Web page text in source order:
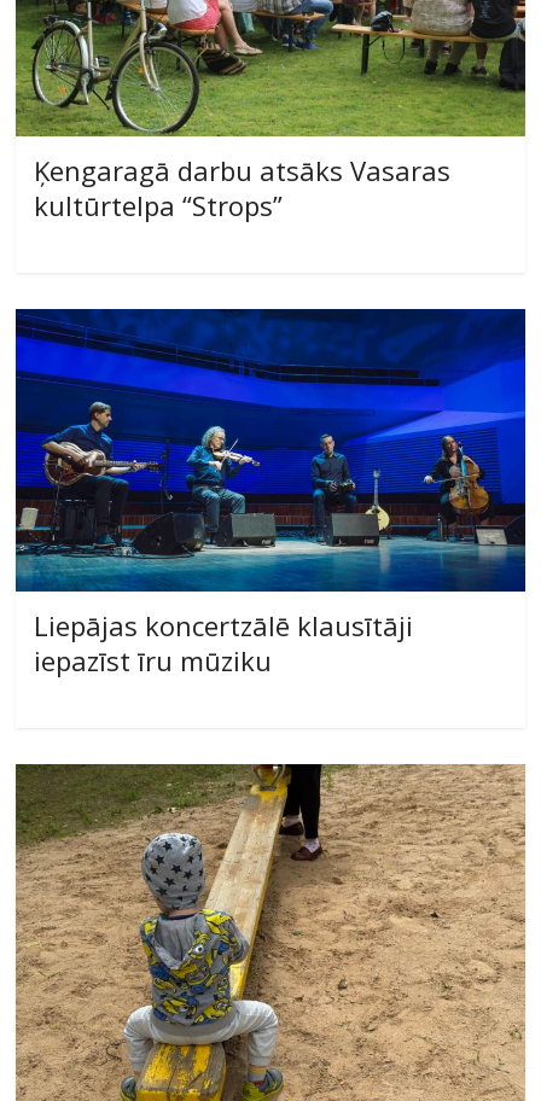
Ķengaragā darbu atsāks Vasaras
kultūrtelpa “Strops”
Liepājas koncertzālē klausītāji
iepazīst īru mūziku